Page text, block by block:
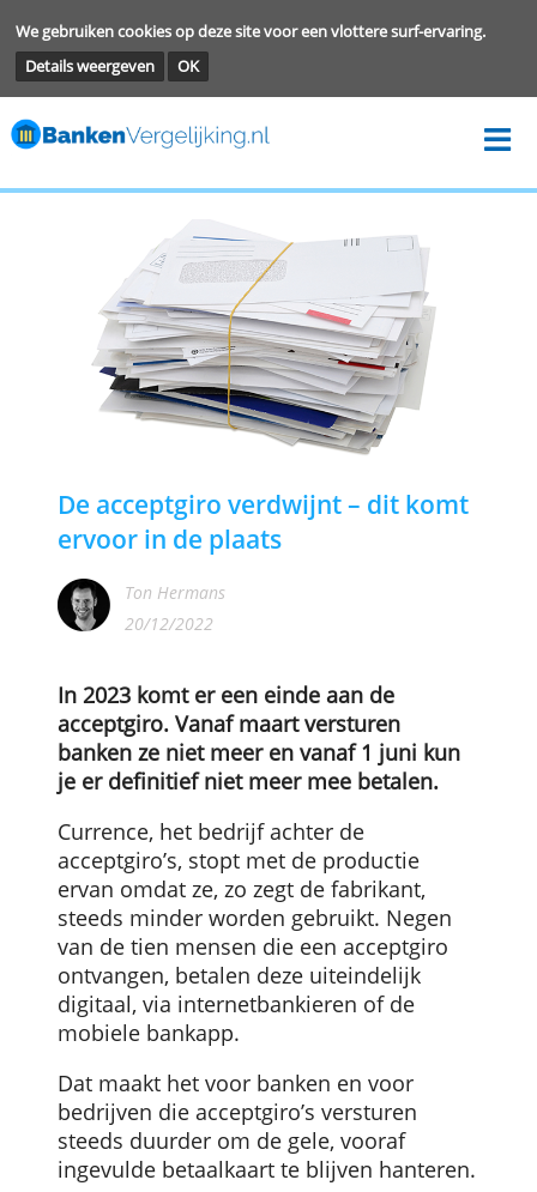
We gebruiken cookies op deze site voor een vlottere surf-
Details weergeven
OK
De acceptgiro verdwijnt – dit komt
ervoor in de plaats
20/12/2022
In 2023 komt er een einde aan de
acceptgiro. Vanaf maart versturen
banken ze niet meer en vanaf 1 juni kun
je er definitief niet meer mee betalen.
Currence, het bedrijf achter de
acceptgiro’s, stopt met de productie
ervan omdat ze, zo zegt de fabrikant,
steeds minder worden gebruikt. Negen
van de tien mensen die een acceptgiro
ontvangen, betalen deze uiteindelijk
digitaal, via internetbankieren of de
mobiele bankapp.